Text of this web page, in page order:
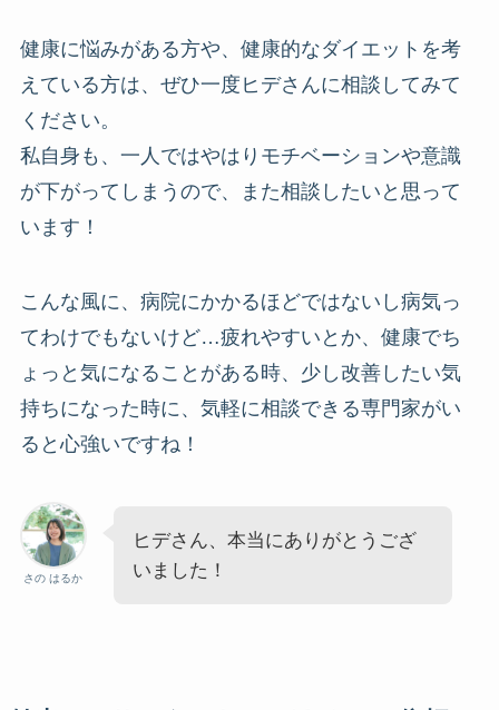
健康に悩みがある方や、健康的なダイエットを考
えている方は、ぜひ一度ヒデさんに相談してみて
ください。
私自身も、一人ではやはりモチベーションや意識
が下がってしまうので、また相談したいと思って
います！
こんな風に、病院にかかるほどではないし病気っ
てわけでもないけど…疲れやすいとか、健康でち
ょっと気になることがある時、少し改善したい気
持ちになった時に、気軽に相談できる専門家がい
ると心強いですね！
さの はるか
ヒデさん、本当にありがとうござ
いました！